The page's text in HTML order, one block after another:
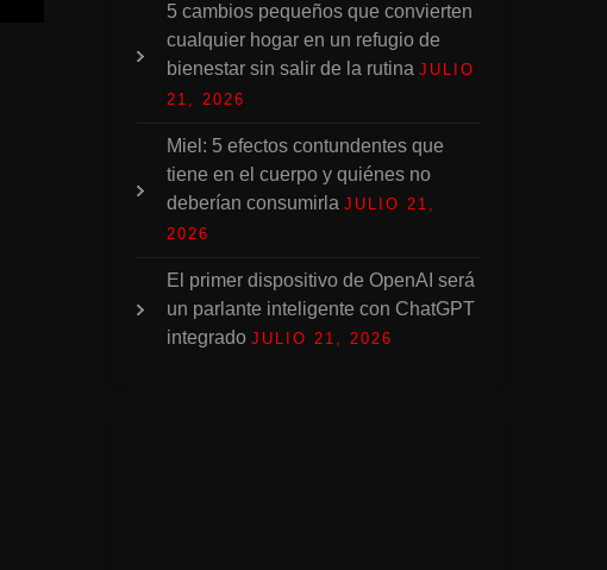
5 cambios pequeños que convierten
cualquier hogar en un refugio de
bienestar sin salir de la rutina JULIO
21, 2026
Miel: 5 efectos contundentes que
tiene en el cuerpo y quiénes no
deberían consumirla JULIO 21,
2026
El primer dispositivo de OpenAI será
un parlante inteligente con ChatGPT
integrado JULIO 21, 2026